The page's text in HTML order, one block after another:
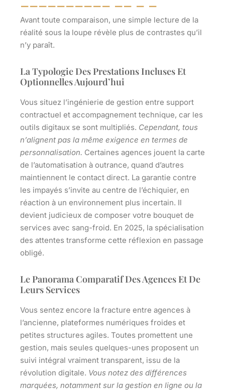
Avant toute comparaison, une simple lecture de la
réalité sous la loupe révèle plus de contrastes qu’il
n’y paraît.
La Typologie Des Prestations Incluses Et
Optionnelles Aujourd’hui
Vous situez l’ingénierie de gestion entre support
contractuel et accompagnement technique, car les
outils digitaux se sont multipliés. Cependant, tous
n’alignent pas la même exigence en termes de
personnalisation. Certaines agences jouent la carte
de l’automatisation à outrance, quand d’autres
maintiennent le contact direct. La garantie contre
les impayés s’invite au centre de l’échiquier, en
réaction à un environnement plus incertain. Il
devient judicieux de composer votre bouquet de
services avec sang-froid. En 2025, la spécialisation
des attentes transforme cette réflexion en passage
obligé.
Le Panorama Comparatif Des Agences Et De
Leurs Services
Vous sentez encore la fracture entre agences à
l’ancienne, plateformes numériques froides et
petites structures agiles. Toutes promettent une
gestion, mais seules quelques-unes proposent un
suivi intégral vraiment transparent, issu de la
révolution digitale. Vous notez des différences
marquées, notamment sur la gestion en ligne ou la